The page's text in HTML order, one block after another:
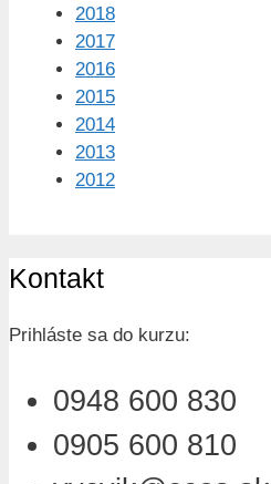
2018
2017
2016
2015
2014
2013
2012
Kontakt
Prihláste sa do kurzu:
0948 600 830
0905 600 810